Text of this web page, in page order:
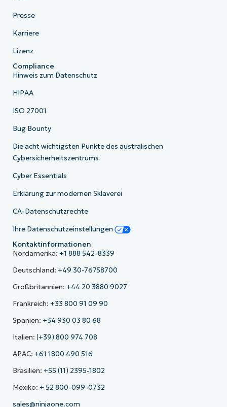
Presse
Karriere
Lizenz
Compliance
Hinweis zum Datenschutz
HIPAA
ISO 27001
Bug Bounty
Die acht wichtigsten Punkte des australischen
Cybersicherheitszentrums
Cyber Essentials
Erklärung zur modernen Sklaverei
CA-Datenschutzrechte
Ihre Datenschutzeinstellungen
Kontaktinformationen
Nordamerika: +1 888 542-8339
Deutschland: +49 30-76758700
Großbritannien: +44 20 3880 9027
Frankreich: +33 800 91 09 90
Spanien: +34 930 03 80 68
Italien: (+39) 800 974 708
APAC: +61 1800 490 516
Brasilien: +55 (11) 2395-1802
Mexiko: + 52 800-099-0732
sales@ninjaone.com